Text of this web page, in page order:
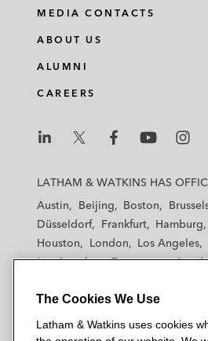
MEDIA CONTACTS
ABOUT US
ALUMNI
CAREERS
a
a
h
t
a
h
t
a
t
a
m
t
LATHAM & WATKINS HAS
Austin
Beijing Boston
Düsseldorf
Frankfurt Hamburg
Houston
London
Los Angeles
Los Angeles — Downtown
Los
New York
Orange County
San Diego
San Francisco Seoul
Singapore
Tel Aviv Tokyo
The Cookies We Use
Latham & Watkins uses cookies